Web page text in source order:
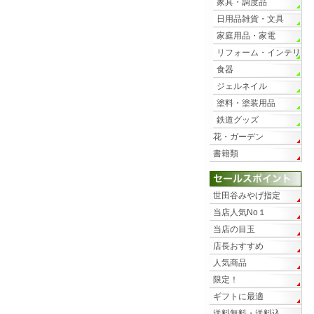
家具・調度品
日用品雑貨・文具
家庭用品・家電
リフォーム・インテリ
ア
食器
ジェルネイル
塗料・塗装用品
鉄道グッズ
花・ガーデン
書籍類
世田谷みやげ指定
当店人気No１
当店の目玉
店長おすすめ
人気商品
限定！
ギフトに最適